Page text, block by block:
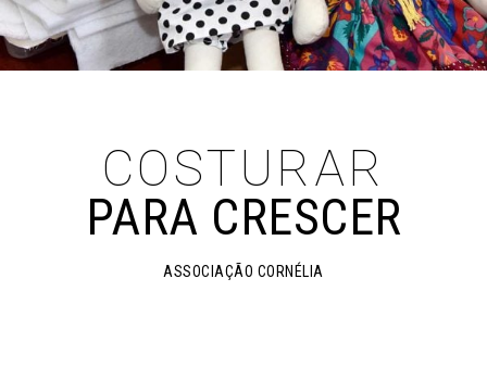
COSTURAR
PARA CRESCER
ASSOCIAÇÃO CORNÉLIA